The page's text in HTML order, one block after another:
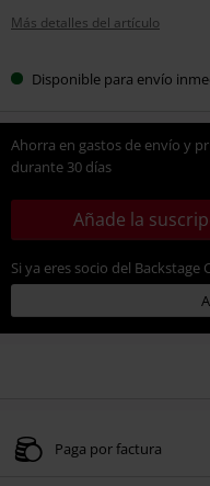
Más detalles del artículo
Disponible para envío
Ahorra en gastos de envío y
durante 30 días
Añade la
Si ya eres socio del
Paga por factura